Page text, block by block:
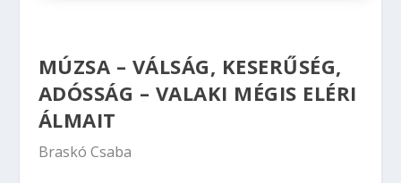
MÚZSA – VÁLSÁG, KESERŰSÉG,
ADÓSSÁG – VALAKI MÉGIS ELÉRI
ÁLMAIT
Braskó Csaba